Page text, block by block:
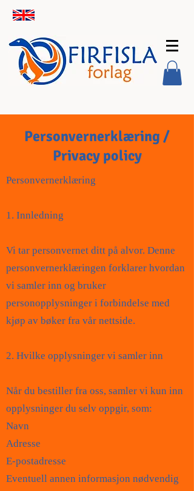
Personvernerklæring /
Privacy policy
Personvernerklæring
1. Innledning
Vi tar personvernet ditt på alvor. Denne
personvernerklæringen forklarer hvordan
vi samler inn og bruker
personopplysninger i forbindelse med
kjøp av bøker fra vår nettside.
2. Hvilke opplysninger vi samler inn
Når du bestiller fra oss, samler vi kun inn
opplysninger du selv oppgir, som:
Navn
Adresse
E-postadresse
Eventuell annen informasjon nødvendig